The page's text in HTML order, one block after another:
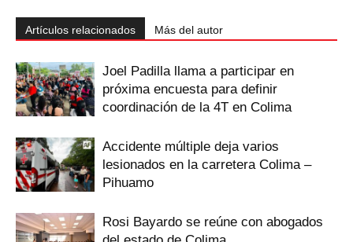
Artículos relacionados Más del autor
Joel Padilla llama a participar en
próxima encuesta para definir
coordinación de la 4T en Colima
Accidente múltiple deja varios
lesionados en la carretera Colima –
Pihuamo
Rosi Bayardo se reúne con abogados